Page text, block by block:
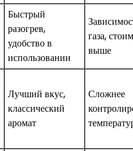
Быстрый
разогрев,
удобство в
использовании
газа,
выше
Лучший вкус,
классический
аромат
Сложнее